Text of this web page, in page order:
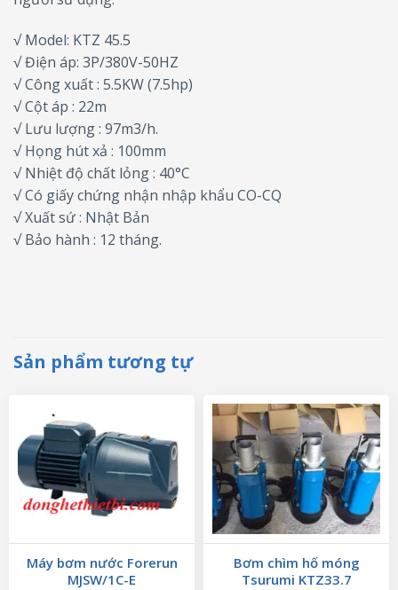
√ Model: KTZ 45.5
√ Điện áp: 3P/380V-50HZ
√ Công xuất : 5.5KW (7.5hp)
√ Cột áp : 22m
√ Lưu lượng : 97m3/h.
√ Họng hút xả : 100mm
√ Nhiệt độ chất lỏng : 40°C
√ Có giấy chứng nhận nhập khẩu CO-CQ
√ Xuất sứ : Nhật Bản
√ Bảo hành : 12 tháng.
Sản phẩm tương tự
Máy bơm nước Forerun
MJSW/1C-E
Bơm chìm hố móng
Tsurumi KTZ33.7